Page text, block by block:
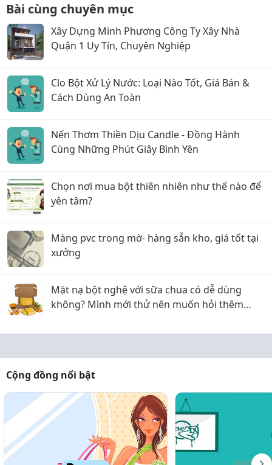
Bài cùng chuyên mục
Xây Dựng Minh Phương Công Ty Xây Nhà
Quận 1 Uy Tín, Chuyên Nghiệp
Clo Bột Xử Lý Nước: Loại Nào Tốt, Giá Bán &
Cách Dùng An Toàn
Nến Thơm Thiền Dịu Candle - Đồng Hành
Cùng Những Phút Giây Bình Yên
Chọn nơi mua bột thiên nhiên như thế nào để
yên tâm?
Màng pvc trong mờ- hàng sẵn kho, giá tốt tại
xưởng
Mặt nạ bột nghệ với sữa chua có dễ dùng
không? Mình mới thử nên muốn hỏi thêm
Cộng đồng nổi bật